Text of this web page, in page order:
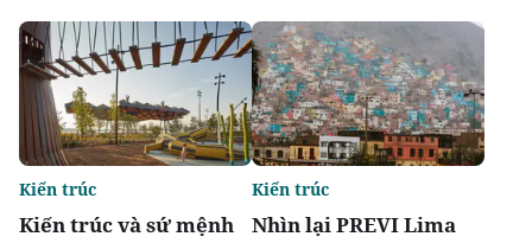
Kiến trúc và sứ mệnh
Kiến trúc
Nhìn lại PREVI Lima
Kiến trúc